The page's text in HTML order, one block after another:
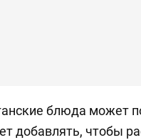
блюда может
добавлять, чтобы